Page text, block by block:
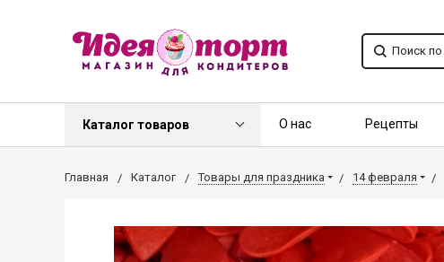
Каталог товаров О нас Рецепты
Главная Каталог Товары для праздника 14 февраля